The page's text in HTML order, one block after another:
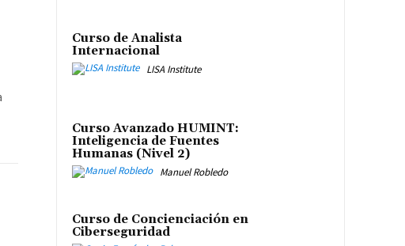
Curso de Analista
Internacional
LISA Institute
Curso Avanzado HUMINT:
Inteligencia de Fuentes
Humanas (Nivel 2)
Manuel Robledo
Curso de Concienciación en
Ciberseguridad